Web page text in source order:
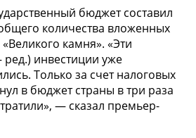
бюджет составил
количества вложенных
камня». «Эти
ред.) инвестиции уже
Только за счет налоговых
в бюджет страны в три раза
— сказал премьер-